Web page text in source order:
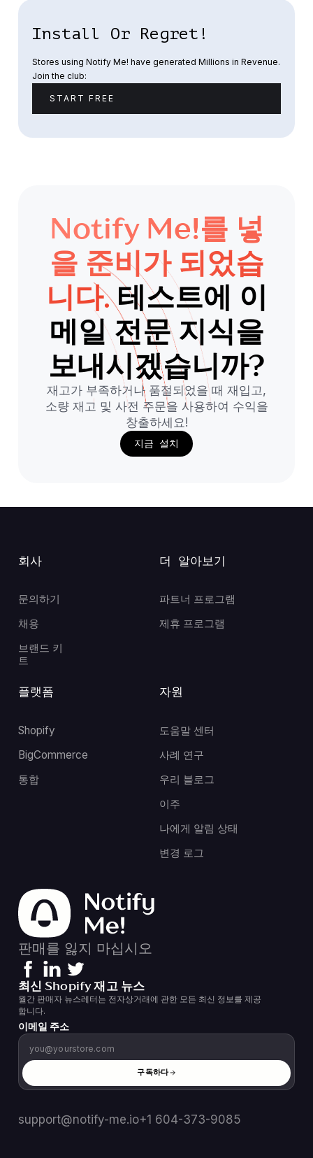
Install Or Regret!
Stores using Notify Me! have generated Millions in Revenue.
Join the club:
START FREE
Notify Me!를 넣
을 준비가 되었습
니다.테스트에 이
메일 전문 지식을
보내시겠습니까?
재고가 부족하거나 품절되었을 때 재입고,
소량 재고 및 사전 주문을 사용하여 수익을
창출하세요!
지금 설치
회사
문의하기
채용
브랜드 키
트
자원
도움말 센터
사례 연구
우리 블로그
이주
나에게 알림 상태
변경 로그
더 알아보기
파트너 프로그램
제휴 프로그램
플랫폼
Shopify
BigCommerce
통합
판매를 잃지 마십시오
최신 Shopify 재고 뉴스
월간 판매자 뉴스레터는 전자상거래에 관한 모든 최신 정보를 제공
합니다.
이메일 주소
구독하다
support@notify-me.io+1 604-373-9085